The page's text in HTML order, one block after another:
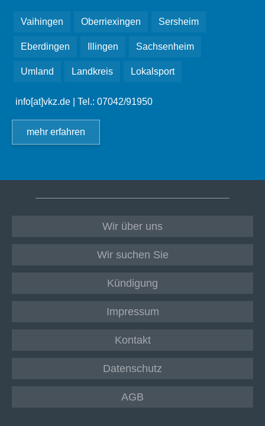
Vaihingen Oberriexingen Sersheim
Eberdingen Illingen Sachsenheim
Umland Landkreis Lokalsport
info[at]vkz.de | Tel.: 07042/91950
mehr erfahren
Wir über uns
Wir suchen Sie
Kündigung
Impressum
Kontakt
Datenschutz
AGB